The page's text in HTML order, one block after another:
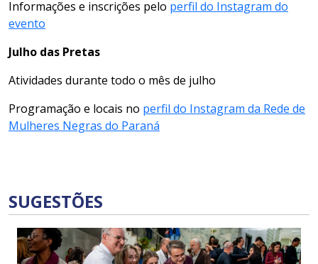
Informações e inscrições pelo perfil do Instagram do
evento
Julho das Pretas
Atividades durante todo o mês de julho
Programação e locais no perfil do Instagram da Rede de
Mulheres Negras do Paraná
SUGESTÕES